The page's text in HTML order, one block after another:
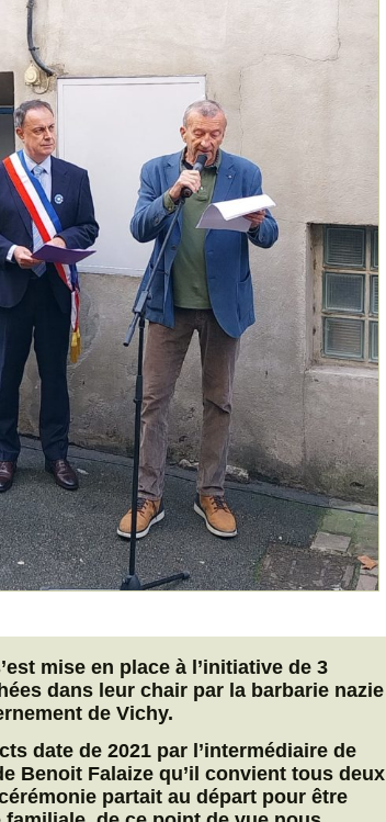
mise en place à l’initiative de 3
dans leur chair par la barbarie nazie
de Vichy.
date de 2021 par l’intermédiaire de
Benoit Falaize qu’il convient tous deux
partait au départ pour être